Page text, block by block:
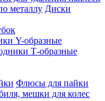
металлу Диски
Y-образные
Т-образные
Флюсы для пайки
мешки для колес